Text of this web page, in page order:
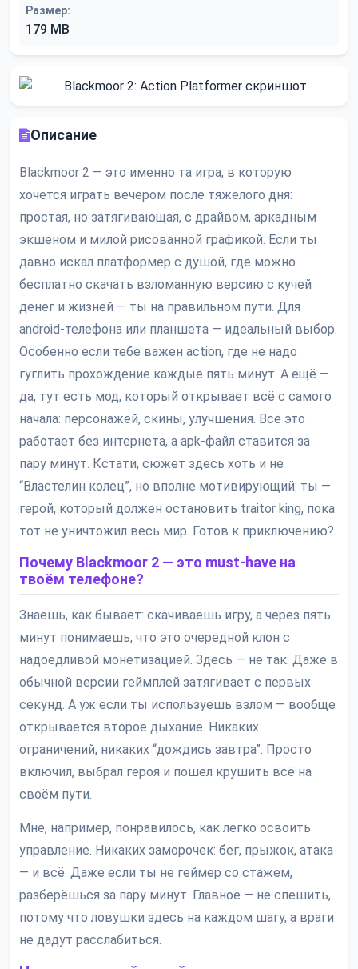
Размер:
179 MB
Описание
Blackmoor 2 — это именно та игра, в которую
хочется играть вечером после тяжёлого дня:
простая, но затягивающая, с драйвом, аркадным
экшеном и милой рисованной графикой. Если ты
давно искал платформер с душой, где можно
бесплатно скачать взломанную версию с кучей
денег и жизней — ты на правильном пути. Для
android-телефона или планшета — идеальный выбор.
Особенно если тебе важен action, где не надо
гуглить прохождение каждые пять минут. А ещё —
да, тут есть мод, который открывает всё с самого
начала: персонажей, скины, улучшения. Всё это
работает без интернета, а apk-файл ставится за
пару минут. Кстати, сюжет здесь хоть и не
“Властелин колец”, но вполне мотивирующий: ты —
герой, который должен остановить traitor king, пока
тот не уничтожил весь мир. Готов к приключению?
Почему Blackmoor 2 — это must-have на
твоём телефоне?
Знаешь, как бывает: скачиваешь игру, а через пять
минут понимаешь, что это очередной клон с
надоедливой монетизацией. Здесь — не так. Даже в
обычной версии геймплей затягивает с первых
секунд. А уж если ты используешь взлом — вообще
открывается второе дыхание. Никаких
ограничений, никаких “дождись завтра”. Просто
включил, выбрал героя и пошёл крушить всё на
своём пути.
Мне, например, понравилось, как легко освоить
управление. Никаких заморочек: бег, прыжок, атака
— и всё. Даже если ты не геймер со стажем,
разберёшься за пару минут. Главное — не спешить,
потому что ловушки здесь на каждом шагу, а враги
не дадут расслабиться.